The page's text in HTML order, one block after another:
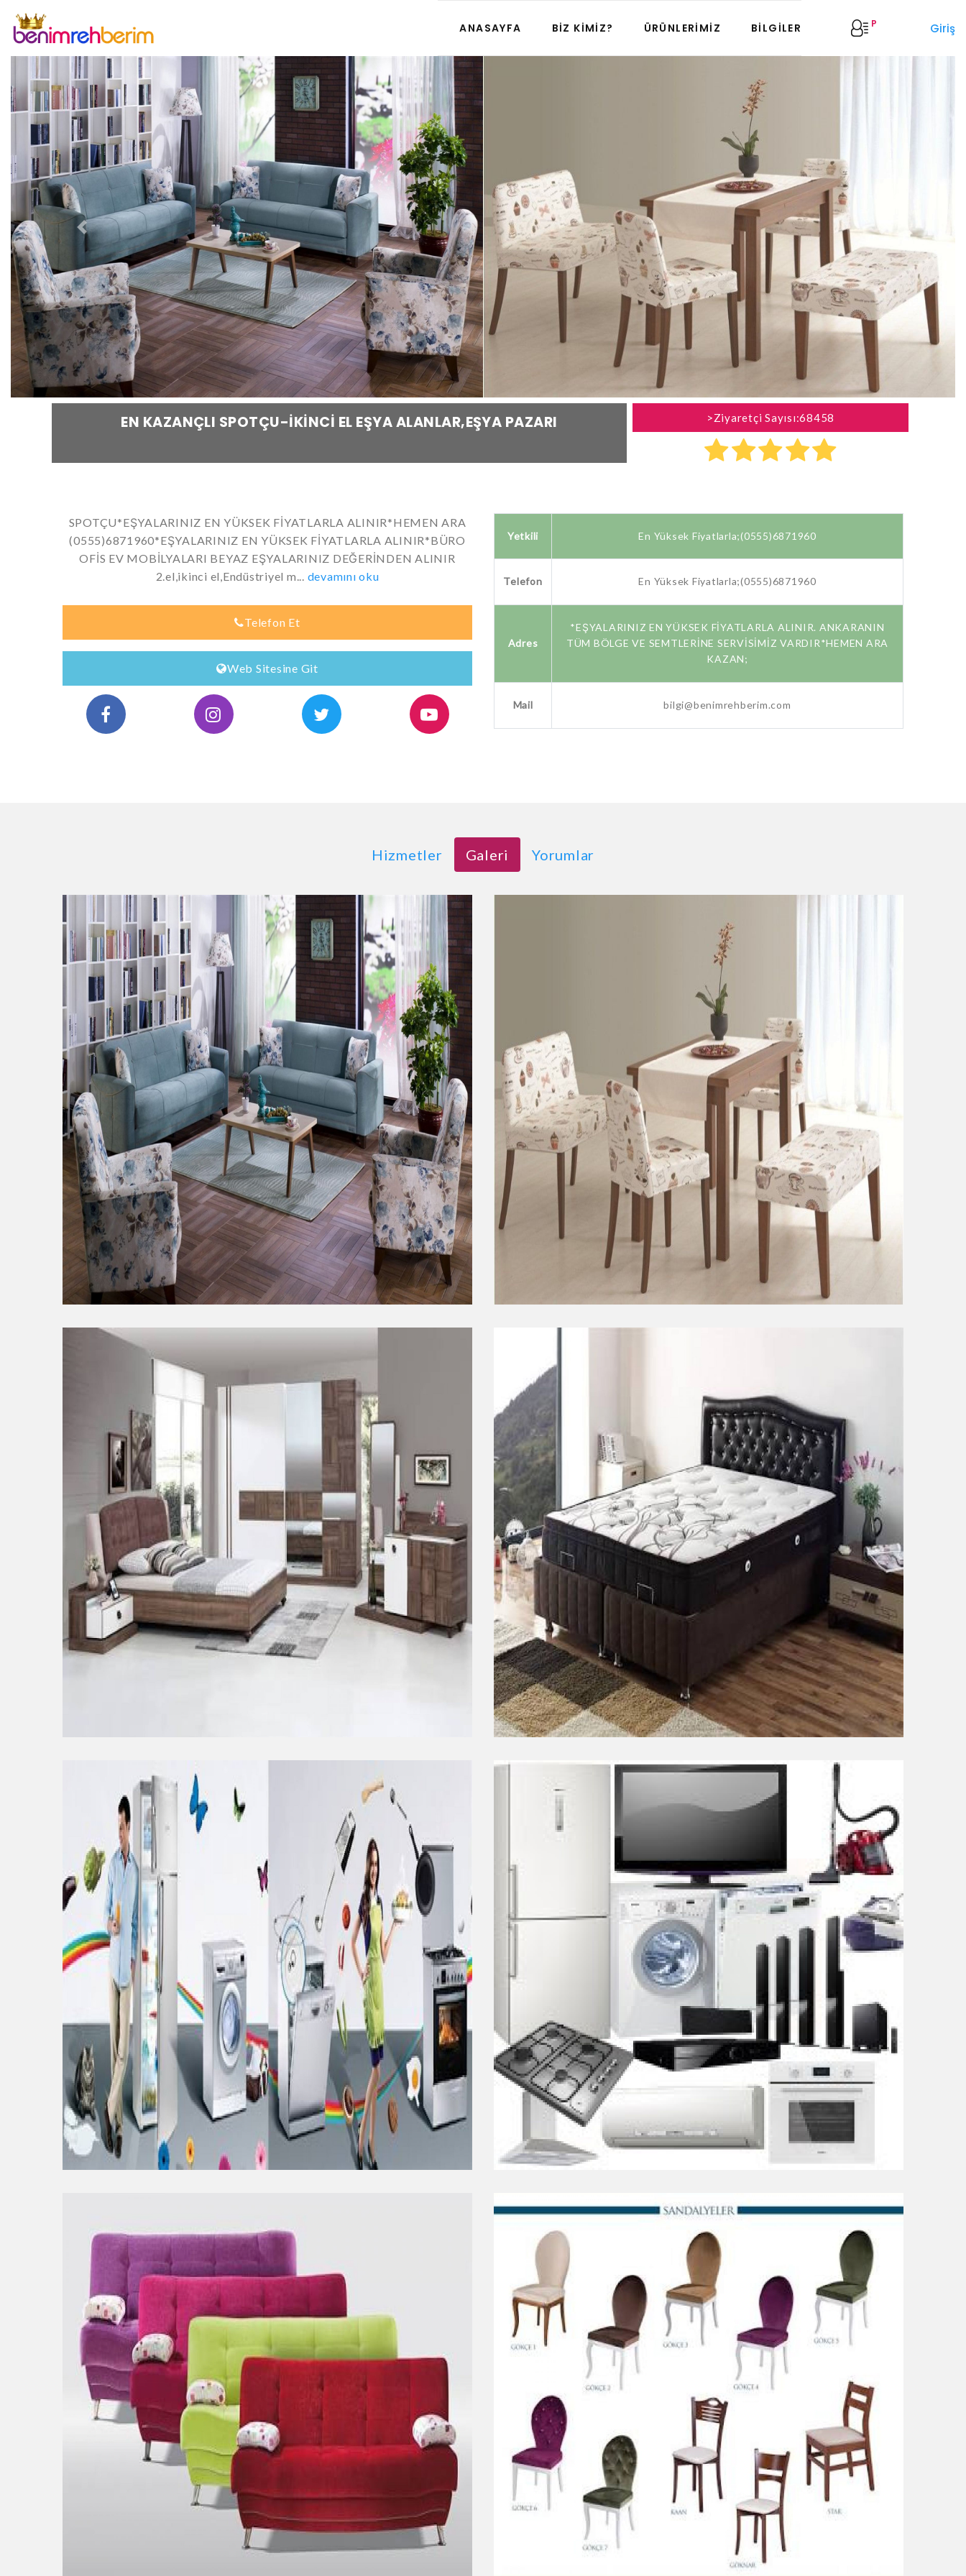
ANASAYFA BIZ KIMIZ? ÜRÜNLERIMIZ BILGILER P Giriş
Previous Next
EN KAZANÇLI SPOTÇU-İKINCI EL EŞYA ALANLAR,EŞYA PAZARI >Ziyaretçi Sayısı:68458
SPOTÇU*EŞYALARINIZ EN YÜKSEK FİYATLARLA ALINIR*HEMEN ARA
(0555)6871960*EŞYALARINIZ EN YÜKSEK FİYATLARLA ALINIR*BÜRO
OFİS EV MOBİLYALARI BEYAZ EŞYALARINIZ DEĞERİNDEN ALINIR
2.el,ikinci el,Endüstriyel m... devamını oku
Telefon Et
Web Sitesine Git
Yetkili En Yüksek Fiyatlarla;(0555)6871960
Telefon En Yüksek Fiyatlarla;(0555)6871960
Adres
*EŞYALARINIZ EN YÜKSEK FİYATLARLA ALINIR. ANKARANIN
TÜM BÖLGE VE SEMTLERİNE SERVİSİMİZ VARDIR*HEMEN ARA
KAZAN;
Mail bilgi@benimrehberim.com
Hizmetler Galeri Yorumlar